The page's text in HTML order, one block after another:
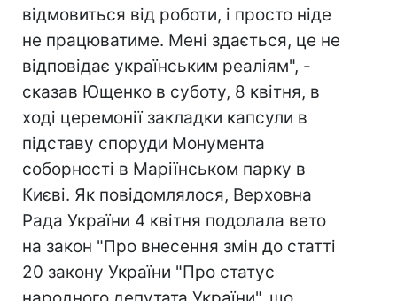
відмовиться від роботи, і просто ніде
не працюватиме. Мені здається, це не
відповідає українським реаліям", -
сказав Ющенко в суботу, 8 квітня, в
ході церемонії закладки капсули в
підставу споруди Монумента
соборності в Маріїнськом парку в
Києві. Як повідомлялося, Верховна
Рада України 4 квітня подолала вето
на закон "Про внесення змін до статті
20 закону України "Про статус